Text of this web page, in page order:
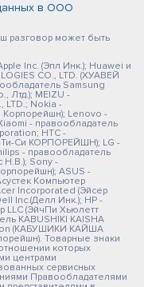
в ООО
разговор может быть
Inc. (Эпл Инк.); Huawei и
CO., LTD. (ХУАВЕЙ
Samsung
Лтд.); MEIZU -
LTD.; Nokia -
Корпорейшн); Lenovo -
- правообладатель
HTC -
Ти-Си КОРПОРЕЙШН); LG -
- правообладатель
Н.В.); Sony -
ASUS -
Компьютер
Incorporated (Эйсер
Inc.(Делл Инк.); HP -
LLC (ЭйчПи Хьюлетт
KABUSHIKI KAISHA
(КАБУШИКИ КАЙША
Товарные знаки
которых
центрами
сервисных
Правообладателями